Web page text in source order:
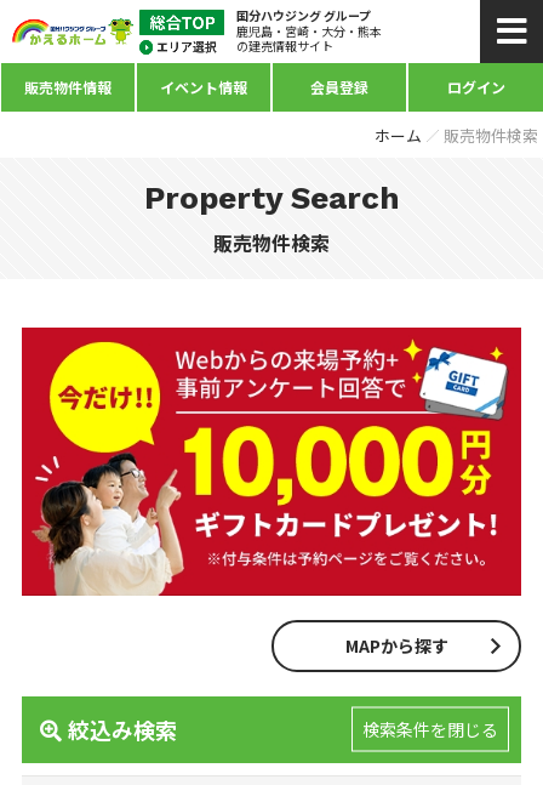
国分ハウジング グループ
鹿児島・宮崎・大分・熊本
の建売情報サイト
販売物件情報 イベント情報 会員登録 ログイン
ホーム 販売物件検索
Property Search
販売物件検索
MAPから探す
絞込み検索 検索条件を閉じる